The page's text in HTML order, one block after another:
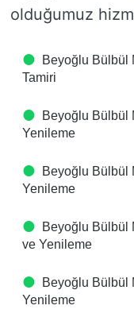
olduğumuz
Beyoğlu Bülbül
Tamiri
Beyoğlu Bülbül
Yenileme
Beyoğlu Bülbül
Yenileme
Beyoğlu Bülbül
ve Yenileme
Beyoğlu Bülbül
Yenileme